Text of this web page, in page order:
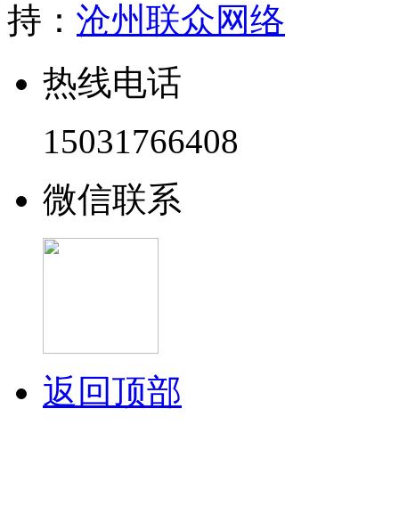
持： 沧州联众网络
热线电话
15031766408
微信联系
返回顶部